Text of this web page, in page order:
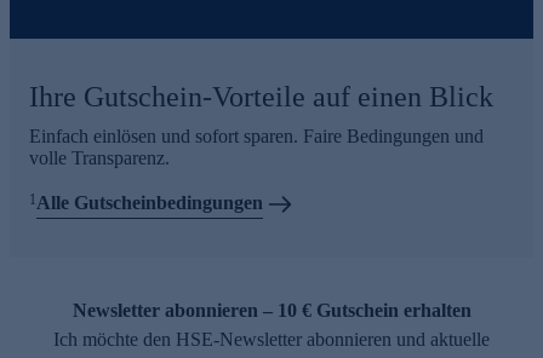
Ihre Gutschein-Vorteile auf einen Blick
Einfach einlösen und sofort sparen. Faire Bedingungen und
volle Transparenz.
1 Alle Gutscheinbedingungen
Newsletter abonnieren – 10 € Gutschein erhalten
Ich möchte den HSE-Newsletter abonnieren und aktuelle